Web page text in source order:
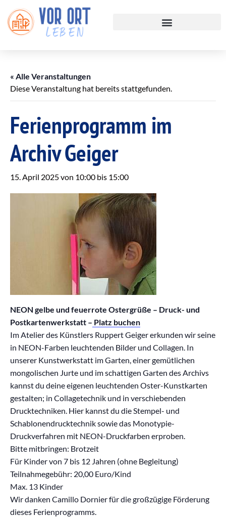
« Alle Veranstaltungen
Diese Veranstaltung hat bereits stattgefunden.
Ferienprogramm im
Archiv Geiger
15. April 2025 von 10:00 bis 15:00
NEON gelbe und feuerrote Ostergrüße – Druck- und
Postkartenwerkstatt – Platz buchen
Im Atelier des Künstlers Ruppert Geiger erkunden wir seine
in NEON-Farben leuchtenden Bilder und Collagen. In
unserer Kunstwerkstatt im Garten, einer gemütlichen
mongolischen Jurte und im schattigen Garten des Archivs
kannst du deine eigenen leuchtenden Oster-Kunstkarten
gestalten; in Collagetechnik und in verschiebenden
Drucktechniken. Hier kannst du die Stempel- und
Schablonendrucktechnik sowie das Monotypie-
Druckverfahren mit NEON-Druckfarben erproben.
Bitte mitbringen: Brotzeit
Für Kinder von 7 bis 12 Jahren (ohne Begleitung)
Teilnahmegebühr: 20,00 Euro/Kind
Max. 13 Kinder
Wir danken Camillo Dornier für die großzügige Förderung
dieses Ferienprogramms.